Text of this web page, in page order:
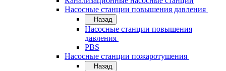
Насосные станции повышения давления
Назад
Насосные станции повышения
давления
PBS
Насосные станции пожаротушения
Назад